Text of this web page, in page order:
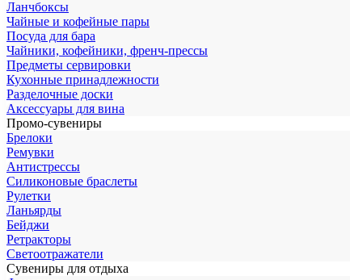
Ланчбоксы
Чайные и кофейные пары
Посуда для бара
Чайники, кофейники, френч-прессы
Предметы сервировки
Кухонные принадлежности
Разделочные доски
Аксессуары для вина
Промо-сувениры
Брелоки
Ремувки
Антистрессы
Силиконовые браслеты
Рулетки
Ланьярды
Бейджи
Ретракторы
Светоотражатели
Сувениры для отдыха